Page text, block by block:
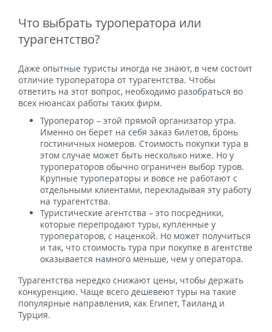
Что выбрать туроператора или
турагентство?
Даже опытные туристы иногда не знают, в чем состоит
отличие туроператора от турагентства. Чтобы
ответить на этот вопрос, необходимо разобраться во
всех нюансах работы таких фирм.
Туроператор – этой прямой организатор утра.
Именно он берет на себя заказ билетов, бронь
гостиничных номеров. Стоимость покупки тура в
этом случае может быть несколько ниже. Но у
туроператоров обычно ограничен выбор туров.
Крупные туроператоры и вовсе не работают с
отдельными клиентами, перекладывая эту работу
на турагентства.
Туристические агентства – это посредники,
которые перепродают туры, купленные у
туроператоров, с наценкой. Но может получиться
и так, что стоимость тура при покупке в агентстве
оказывается намного меньше, чем у оператора.
Турагентства нередко снижают цены, чтобы держать
конкуренцию. Чаще всего дешевеют туры на такие
популярные направления, как Египет, Таиланд и
Турция.